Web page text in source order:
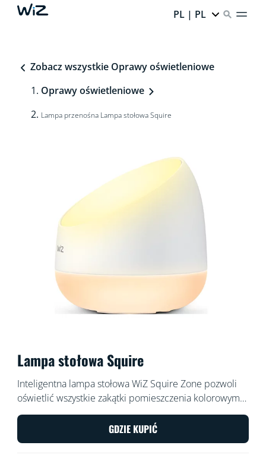
PL | PL
Zobacz wszystkie Oprawy oświetleniowe
Oprawy oświetleniowe
Lampa przenośna Lampa stołowa Squire
Lampa stołowa Squire
Inteligentna lampa stołowa WiZ Squire Zone pozwoli
oświetlić wszystkie zakątki pomieszczenia kolorowym
światłem rzucanym na ścianę. Za pomocą aplikacji WiZ
lub przy użyciu poleceń głosowych możesz
przyciemniać i rozjaśniać światło lub korzystać z
GDZIE KUPIĆ